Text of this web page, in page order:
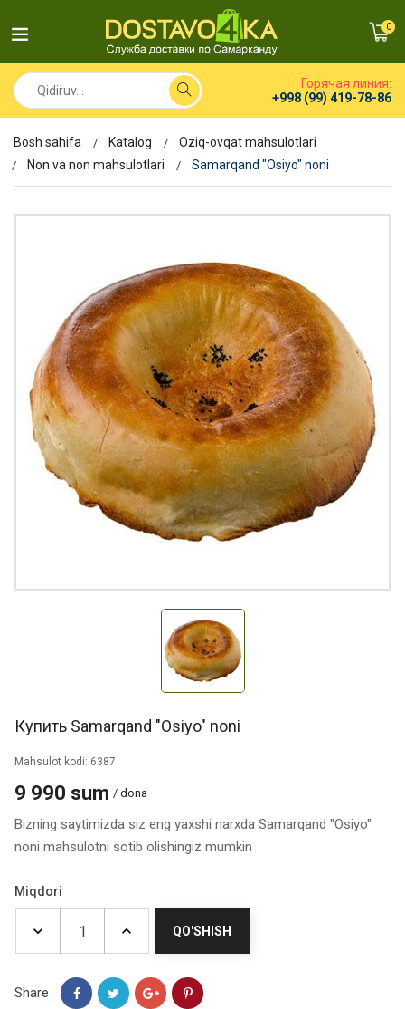
0
Горячая линия:
+998 (99) 419-78-86
Bosh sahifa Katalog
Oziq-ovqat mahsulotlari
Non va non mahsulotlari
Samarqand "Osiyo" noni
Купить Samarqand "Osiyo" noni
Mahsulot kodi: 6387
9 990 sum / dona
Bizning saytimizda siz eng yaxshi narxda Samarqand "Osiyo"
noni mahsulotni sotib olishingiz mumkin
Miqdori
QO'SHISH
Share